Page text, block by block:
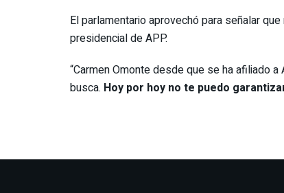
El parlamentario aprovechó para señalar
presidencial de APP.
“Carmen Omonte desde que se ha afiliado
busca. Hoy por hoy no te puedo